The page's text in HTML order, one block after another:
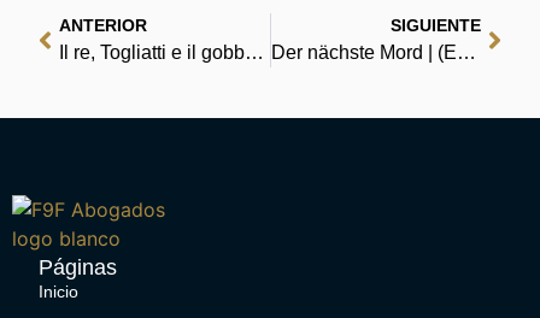
ANTERIOR
Il re, Togliatti e il gobbo. 1944: la prima trama eversiva | Libri Digitali
SIGUIENTE
Der nächste Mord | (E-Book, PDF)
Páginas
Inicio